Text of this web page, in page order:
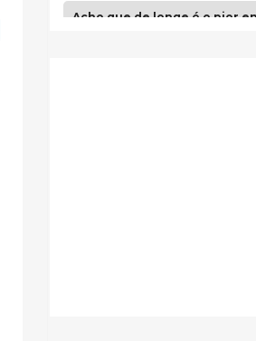
Acho que de longe é o pior